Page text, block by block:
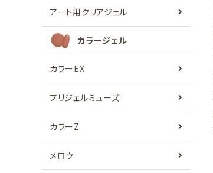
アート用クリアジェル
カラージェル
カラーEX
プリジェルミューズ
カラーZ
メロウ